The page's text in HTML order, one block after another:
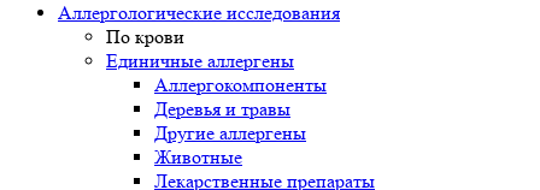
Аллергологические исследования
По крови
Единичные аллергены
Аллергокомпоненты
Деревья и травы
Другие аллергены
Животные
Лекарственные препараты